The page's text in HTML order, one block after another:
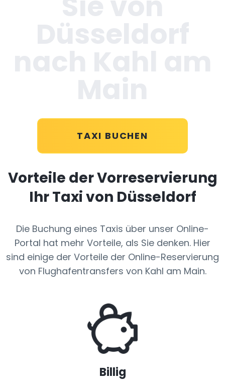
TAXI BUCHEN
Vorteile der Vorreservierung
Ihr Taxi von Düsseldorf
Die Buchung eines Taxis über unser Online-
Portal hat mehr Vorteile, als Sie denken. Hier
sind einige der Vorteile der Online-Reservierung
von Flughafentransfers von Kahl am Main.
Billig